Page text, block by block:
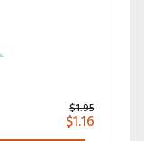
$1.95
$1.16